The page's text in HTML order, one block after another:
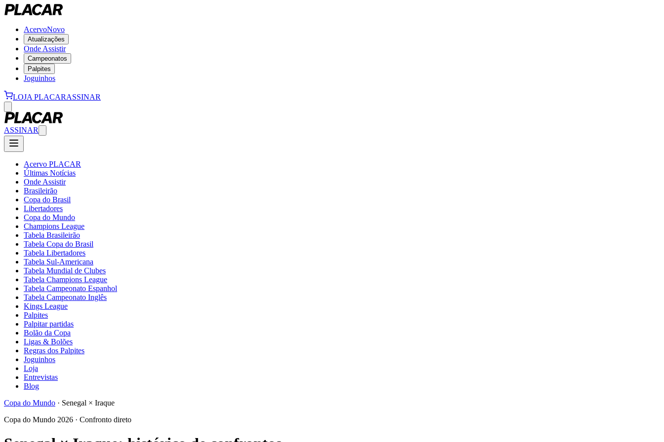
AcervoNovo
Atualizações
Onde Assistir
Campeonatos
Palpites
Joguinhos
LOJA PLACARASSINAR
ASSINAR
Acervo PLACAR
Últimas Notícias
Onde Assistir
Brasileirão
Copa do Brasil
Libertadores
Copa do Mundo
Champions League
Tabela Brasileirão
Tabela Copa do Brasil
Tabela Libertadores
Tabela Sul-Americana
Tabela Mundial de Clubes
Tabela Champions League
Tabela Campeonato Espanhol
Tabela Campeonato Inglês
Kings League
Palpites
Palpitar partidas
Bolão da Copa
Ligas & Bolões
Regras dos Palpites
Joguinhos
Loja
Entrevistas
Blog
Copa do Mundo · Senegal × Iraque
Copa do Mundo 2026 · Confronto direto